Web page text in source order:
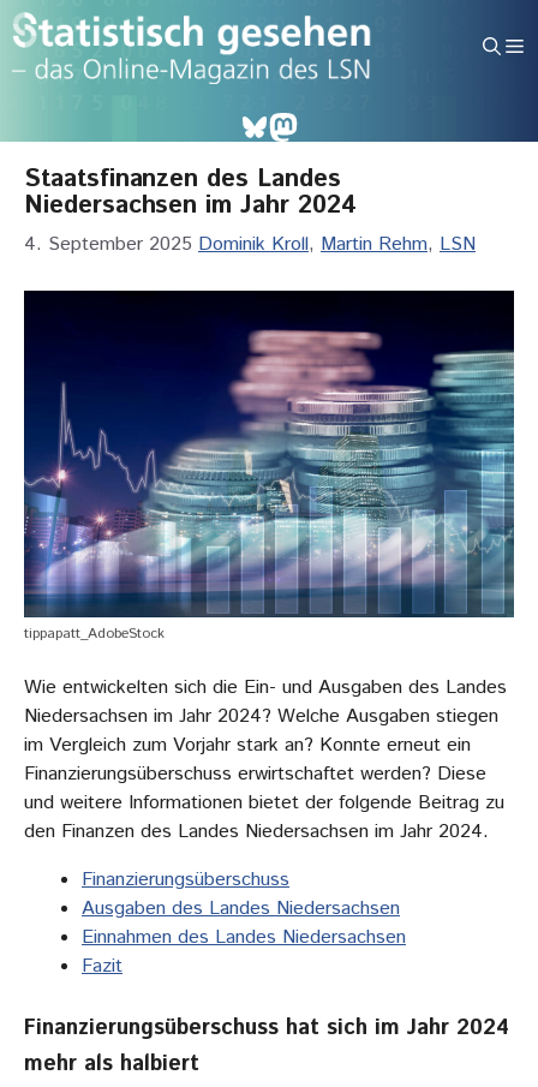
Zum
Inhalt
springen
Bluesky
Mastodon
Staatsfinanzen des Landes
Niedersachsen im Jahr 2024
4. September 2025 Dominik Kroll, Martin Rehm, LSN
tippapatt_AdobeStock
Wie entwickelten sich die Ein- und Ausgaben des Landes
Niedersachsen im Jahr 2024? Welche Ausgaben stiegen
im Vergleich zum Vorjahr stark an? Konnte erneut ein
Finanzierungsüberschuss erwirtschaftet werden? Diese
und weitere Informationen bietet der folgende Beitrag zu
den Finanzen des Landes Niedersachsen im Jahr 2024.
Finanzierungsüberschuss
Ausgaben des Landes Niedersachsen
Einnahmen des Landes Niedersachsen
Fazit
Finanzierungsüberschuss hat sich im Jahr 2024
mehr als halbiert